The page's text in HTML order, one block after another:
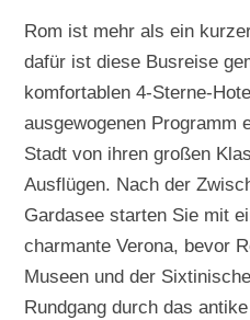
Rom ist mehr als ein
dafür ist diese Busreise
komfortablen 4-Sterne-
ausgewogenen Programm
Stadt von ihren großen
Ausflügen. Nach der
Gardasee starten Sie mit
charmante Verona, bevor
Museen und der
Rundgang durch das